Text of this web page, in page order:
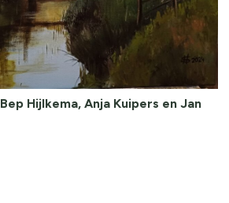
Bep Hijlkema, Anja Kuipers en Jan